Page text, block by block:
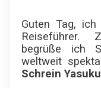
Guten Tag,
Reiseführer.
begrüße ich
weltweit
Schrein